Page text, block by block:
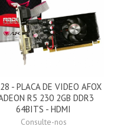
- PLACA DE VIDEO AFOX
R5 230 2GB DDR3
64BITS - HDMI
Consulte-nos